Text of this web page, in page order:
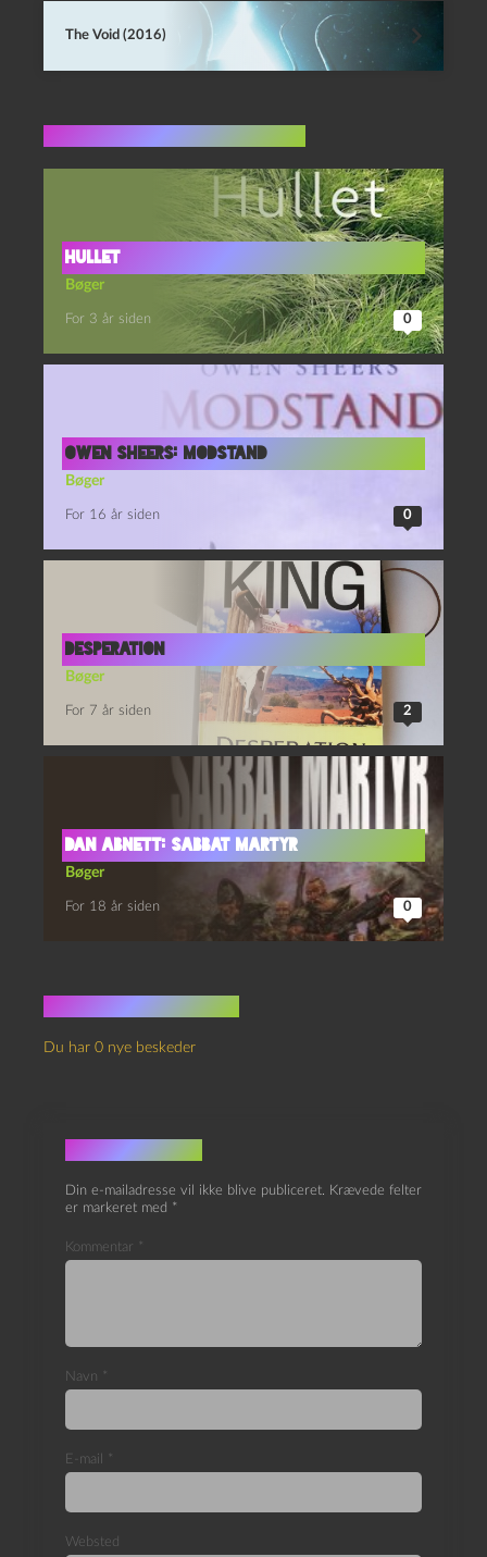
The Void (2016)
Hullet
Bøger
For 3 år siden 0
Owen Sheers: Modstand
Bøger
For 16 år siden 0
Desperation
Bøger
For 7 år siden 2
Dan Abnett: Sabbat Martyr
Bøger
For 18 år siden 0
Du har 0 nye beskeder
Skriv et svar
Din e-mailadresse vil ikke blive publiceret. Krævede felter
er markeret med *
Kommentar *
Navn *
E-mail *
Websted